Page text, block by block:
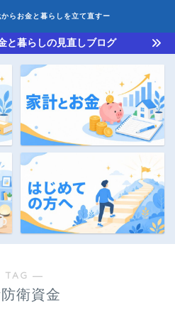
らお金と暮らしを立て直すー
と暮らしの見直しブログ
―
衛資金